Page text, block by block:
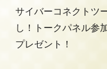
サイバーコネクトツ
し！トークパネル参
プレゼント！